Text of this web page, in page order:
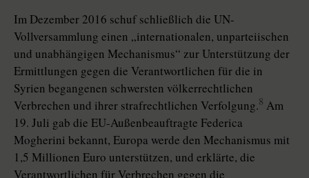
Im Dezember 2016 schuf schließlich die UN-
Vollversammlung einen „internationalen, unparteiischen
und unabhängigen Mechanismus“ zur Unterstützung der
Ermittlungen gegen die Verantwortlichen für die in
Syrien begangenen schwersten völkerrechtlichen
Verbrechen und ihrer strafrechtlichen Verfolgung.8 Am
19. Juli gab die EU-Außenbeauftragte Federica
Mogherini bekannt, Europa werde den Mechanismus mit
1,5 Millionen Euro unterstützen, und erklärte, die
Verantwortlichen für Verbrechen gegen die